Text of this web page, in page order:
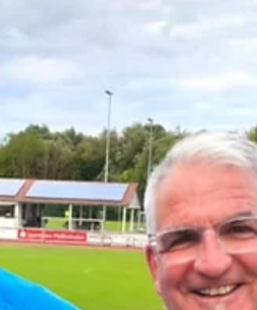
(BayKiBiG) beschlossen. Was die